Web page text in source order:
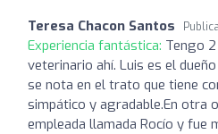
Teresa Chacon Santos
Experiencia fantástica: Tengo
veterinario ahí. Luis es el
se nota en el trato que tiene
simpático y agradable.En otra
empleada llamada Rocío y fue